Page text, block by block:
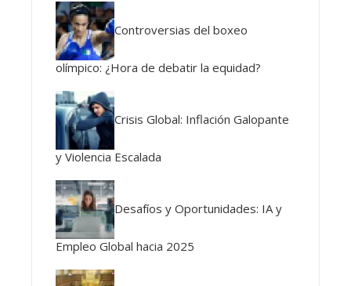
Controversias del boxeo
olímpico: ¿Hora de debatir la equidad?
Crisis Global: Inflación Galopante
y Violencia Escalada
Desafíos y Oportunidades: IA y
Empleo Global hacia 2025